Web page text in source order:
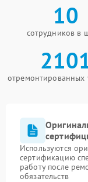
10
сотрудников в
отремонтированных
Используются
сертификацию
работу после
обязательств